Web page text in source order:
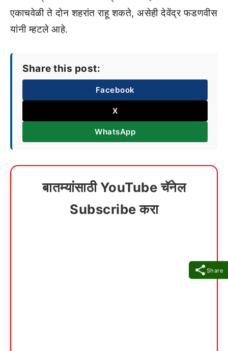
Share
एकाचवेळी ते दोन शहरांत राहू शकते, असेही देवेंद्र फडणवीस
यांनी म्हटले आहे.
Share this post:
Facebook
X
WhatsApp
बातम्यांसाठी YouTube चॅनेल
Subscribe करा